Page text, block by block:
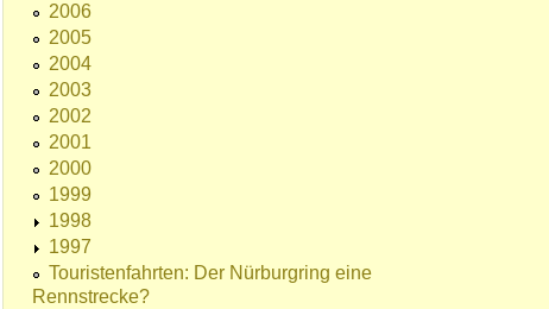
2006
2005
2004
2003
2002
2001
2000
1999
1998
1997
Touristenfahrten: Der Nürburgring eine
Rennstrecke?